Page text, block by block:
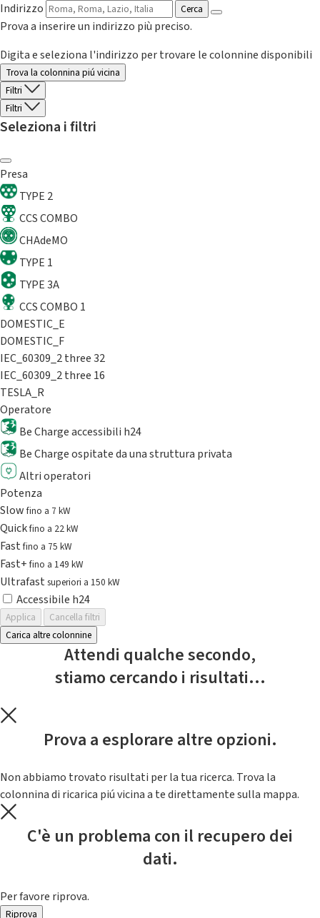
Indirizzo
Cerca
Prova a inserire un indirizzo più preciso.
Digita e seleziona l'indirizzo per trovare le colonnine disponibili
Trova la colonnina piú vicina
Filtri
Filtri
Seleziona i filtri
Presa
TYPE 2
CCS COMBO
CHAdeMO
TYPE 1
TYPE 3A
CCS COMBO 1
DOMESTIC_E
DOMESTIC_F
IEC_60309_2 three 32
IEC_60309_2 three 16
TESLA_R
Operatore
Be Charge accessibili h24
Be Charge ospitate da una struttura privata
Altri operatori
Potenza
Slowfino a 7 kW
Quickfino a 22 kW
Fastfino a 75 kW
Fast+fino a 149 kW
Ultrafast superiori a 150 kW
Accessibile h24
Applica
Cancella filtri
Carica altre colonnine
Attendi qualche secondo,
stiamo cercando i risultati...
Prova a esplorare altre opzioni.
Non abbiamo trovato risultati per la tua ricerca. Trova la
colonnina di ricarica piú vicina a te direttamente sulla mappa.
C'è un problema con il recupero dei
dati.
Per favore riprova.
Riprova